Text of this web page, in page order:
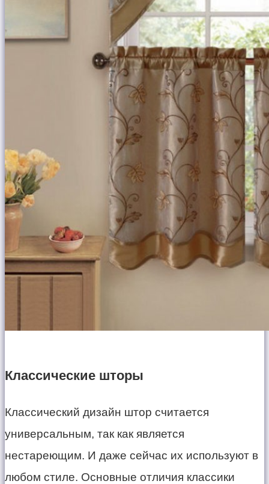
Классические шторы
Классический дизайн штор считается
универсальным, так как является
нестареющим. И даже сейчас их используют в
любом стиле. Основные отличия классики